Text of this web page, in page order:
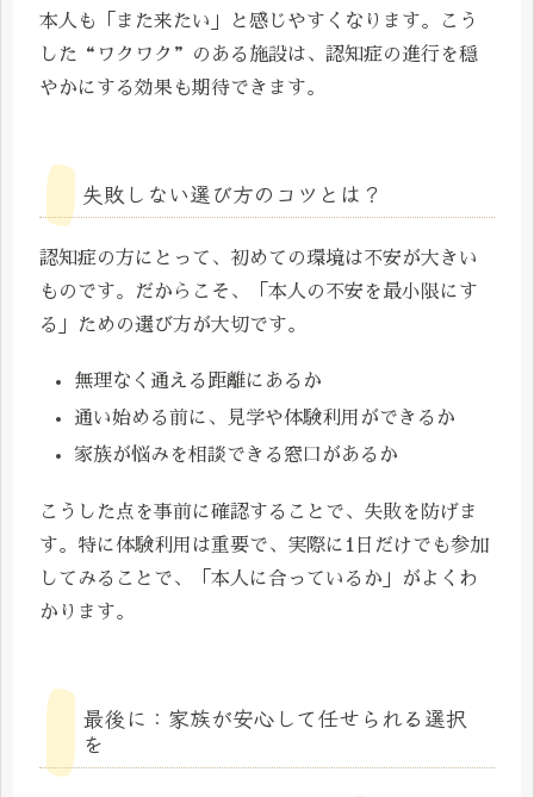
本人も「また来たい」と感じやすくなります。こう
した“ワクワク”のある施設は、認知症の進行を穏
やかにする効果も期待できます。
失敗しない選び方のコツとは？
認知症の方にとって、初めての環境は不安が大きい
ものです。だからこそ、「本人の不安を最小限にす
る」ための選び方が大切です。
無理なく通える距離にあるか
通い始める前に、見学や体験利用ができるか
家族が悩みを相談できる窓口があるか
こうした点を事前に確認することで、失敗を防げま
す。特に体験利用は重要で、実際に1日だけでも参加
してみることで、「本人に合っているか」がよくわ
かります。
最後に：家族が安心して任せられる選択
を